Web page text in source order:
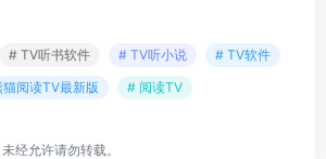
# TV听书软件 # TV听小说
# TV软件
阅读TV最新版 # 阅读TV
经允许请勿转载。